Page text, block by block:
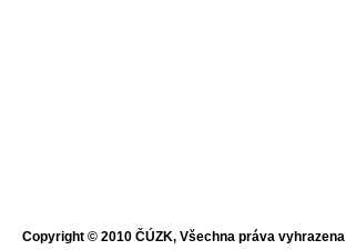
Copyright © 2010 ČÚZK, Všechna práva vyhrazena